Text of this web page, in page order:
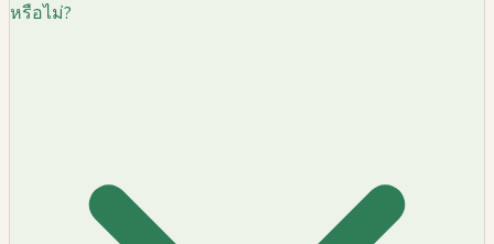
หรือไม่?